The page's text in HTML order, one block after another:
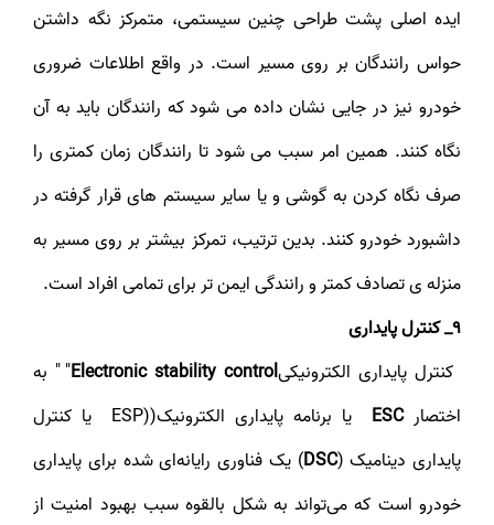
ایده اصلی پشت طراحی چنین سیستمی، متمرکز نگه داشتن
حواس رانندگان بر روی مسیر است. در واقع اطلاعات ضروری
خودرو نیز در جایی نشان داده می شود که رانندگان باید به آن
نگاه کنند. همین امر سبب می شود تا رانندگان زمان کمتری را
صرف نگاه کردن به گوشی و یا سایر سیستم های قرار گرفته در
داشبورد خودرو کنند. بدین ترتیب، تمرکز بیشتر بر روی مسیر به
منزله ی تصادف کمتر و رانندگی ایمن تر برای تمامی افراد است.
9_ کنترل پایداری
کنترل پایداری الکترونیکیElectronic stability control" " به
اختصارESC
یا برنامه پایداری الکترونیک((ESP یا کنترل
پایداری دینامیک (DSC) یک فناوری رایانه‌ای شده برای پایداری
خودرو است که می‌تواند به شکل بالقوه سبب بهبود امنیت از